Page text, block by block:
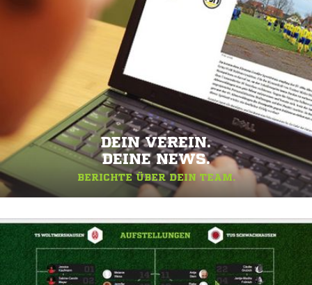
DEIN VEREIN.
DEINE NEWS.
BERICHTE ÜBER DEIN TEAM.